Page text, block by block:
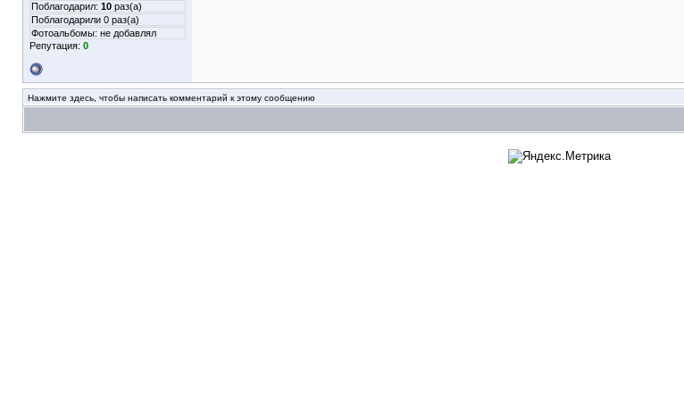
Поблагодарил: 10 раз(а)
Поблагодарили 0 раз(а)
Фотоальбомы: не добавлял
Репутация: 0
Нажмите здесь, чтобы написать комментарий к этому сообщению